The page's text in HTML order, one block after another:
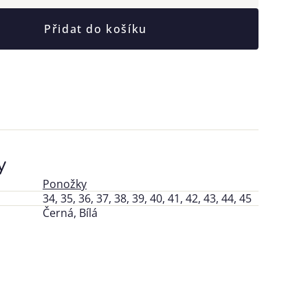
Přidat do košíku
Ponožky
34, 35, 36, 37, 38, 39, 40, 41, 42, 43, 44, 45
Černá, Bílá